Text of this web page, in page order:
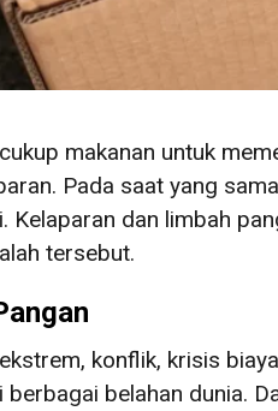
makanan untuk
Pada saat yang
Kelaparan dan limbah
tersebut.
konflik, krisis
belahan dunia.